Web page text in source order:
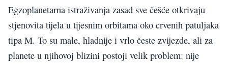
Egzoplanetarna istraživanja zasad sve češće otkrivaju
stjenovita tijela u tijesnim orbitama oko crvenih patuljaka
tipa M. To su male, hladnije i vrlo česte zvijezde, ali za
planete u njihovoj blizini postoji velik problem: nije